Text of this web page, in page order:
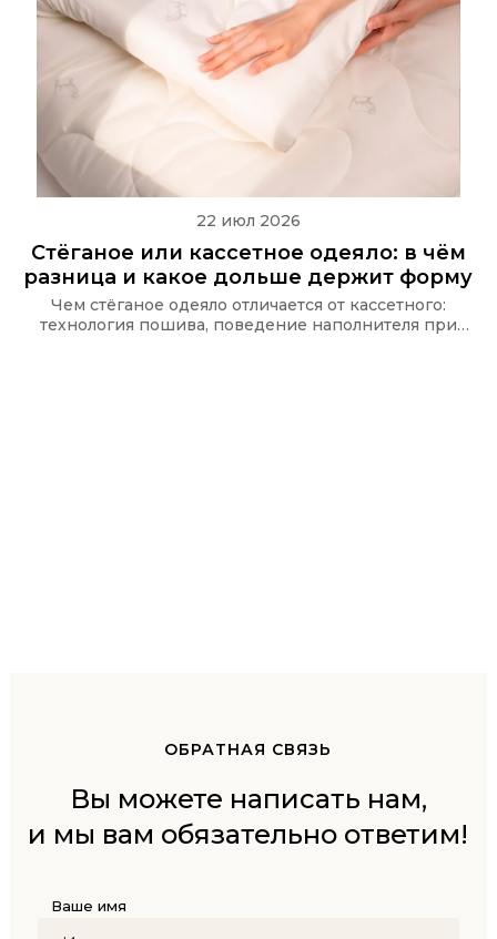
22 июл 2026
Стёганое или кассетное одеяло: в чём
разница и какое дольше держит форму
Чем стёганое одеяло отличается от кассетного:
технология пошива, поведение наполнителя при
ОБРАТНАЯ СВЯЗЬ
Вы можете написать нам,
и мы вам обязательно ответим!
Ваше имя